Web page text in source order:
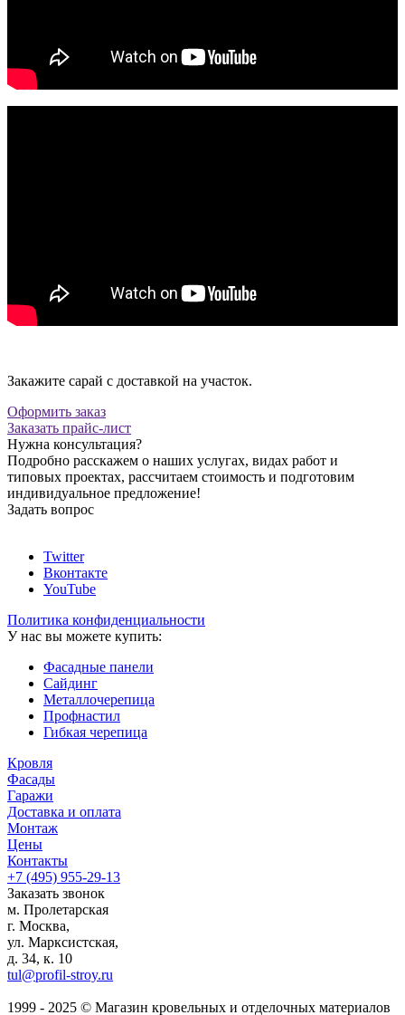
Закажите сарай с доставкой на участок.
Оформить заказ
Заказать прайс-лист
Нужна консультация?
Подробно расскажем о наших услугах, видах работ и
типовых проектах, рассчитаем стоимость и подготовим
индивидуальное предложение!
Задать вопрос
Twitter
Вконтакте
YouTube
Политика конфиденциальности
У нас вы можете купить:
Фасадные панели
Сайдинг
Металлочерепица
Профнастил
Гибкая черепица
Кровля
Фасады
Гаражи
Доставка и оплата
Монтаж
Цены
Контакты
+7 (495) 955-29-13
Заказать звонок
м. Пролетарская
г. Москва,
ул. Марксистская,
д. 34, к. 10
tul@profil-stroy.ru
1999 - 2025 © Магазин кровельных и отделочных материалов